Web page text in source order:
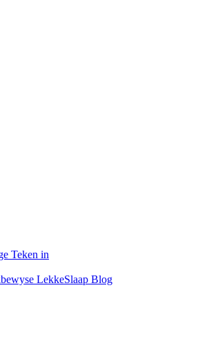
Teken in
LekkeSlaap Blog